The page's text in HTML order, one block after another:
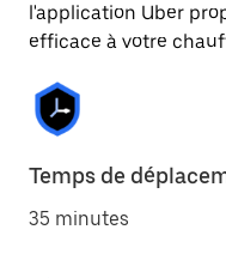
l'application Uber
efficace à votre
Temps de
35 minutes